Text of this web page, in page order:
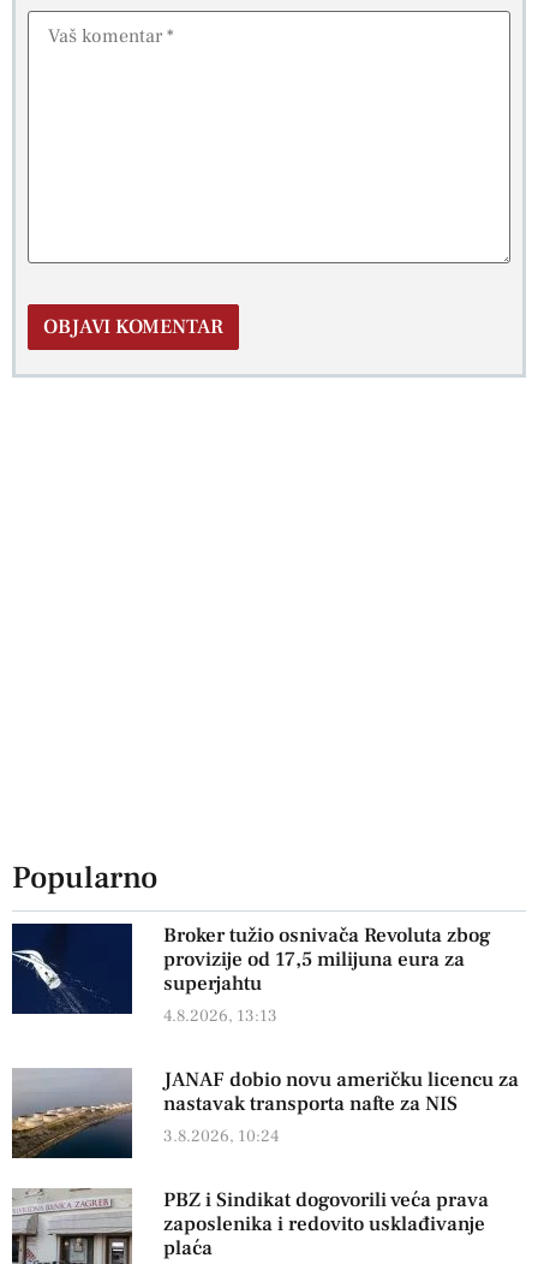
Popularno
Broker tužio osnivača Revoluta zbog
provizije od 17,5 milijuna eura za
superjahtu
4.8.2026, 13:13
JANAF dobio novu američku licencu za
nastavak transporta nafte za NIS
3.8.2026, 10:24
PBZ i Sindikat dogovorili veća prava
zaposlenika i redovito usklađivanje
plaća